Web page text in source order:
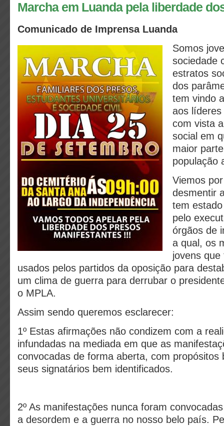
Marcha em Luanda pela liberdade
Comunicado de Imprensa Luanda
Somos
sociedade
estratos
dos
tem vindo
aos
com vista
social em
maior
população
Viemos
desmentir
tem
pelo
órgãos de
a qual, os
jovens
usados pelos partidos da oposição para
um clima de guerra para derrubar o
o MPLA.
Assim sendo queremos esclarecer:
1º Estas afirmações não condizem com a
infundadas na mediada em que as
convocadas de forma aberta, com propósitos
seus signatários bem identificados.
2º As manifestações nunca foram
a desordem e a guerra no nosso belo país.